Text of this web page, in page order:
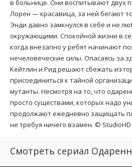
в больнице. Они воспитывают двух
Лорен — красавица, за ней бегают
Энди давно замкнулся в себе и не
окружающими. Спокойной жизни в
когда внезапно у ребят начинают
нечеловеческие силы. Опасаясь за
Кейтлин и Рид решают сбежать из
присоединиться к тайной
мутанты. Несмотря на то, что
просто существами, которых надо
продолжают ежедневно защищать
не требуя ничего взамен. © StudioHD
Смотреть сериал